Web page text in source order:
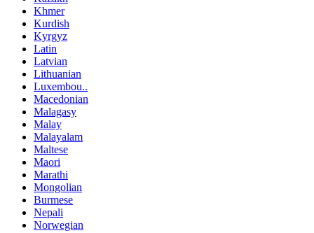
Khmer
Kurdish
Kyrgyz
Latin
Latvian
Lithuanian
Luxembou..
Macedonian
Malagasy
Malay
Malayalam
Maltese
Maori
Marathi
Mongolian
Burmese
Nepali
Norwegian